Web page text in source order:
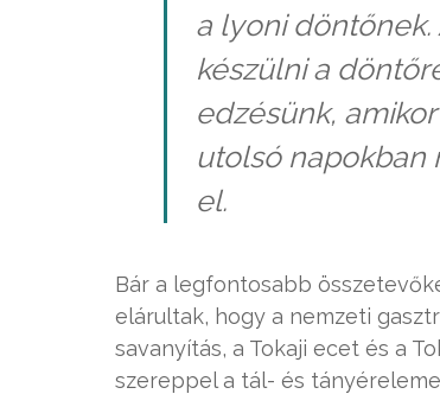
a lyoni
készülni a
edzésünk,
utolsó napokban
el.
Bár a legfontosabb
elárultak, hogy a nemzeti
savanyítás, a Tokaji ecet és a
szereppel a tál- és